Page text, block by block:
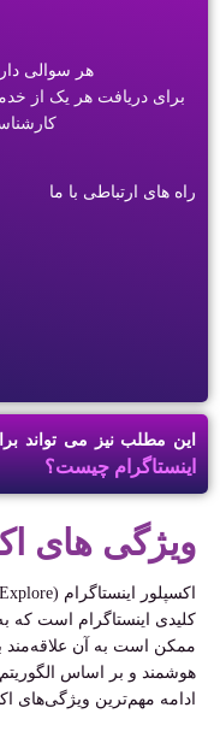
هر سوالی
برای دریافت هر یک از
راه های ارتباطی با ما
این مطلب نیز می تواند
اینستاگرام چیست؟
ویژگی های
کلیدی اینستاگرام است که
ممکن است به آن علاقه‌مند
هوشمند و بر اساس
ادامه مهم‌ترین ویژگی‌های